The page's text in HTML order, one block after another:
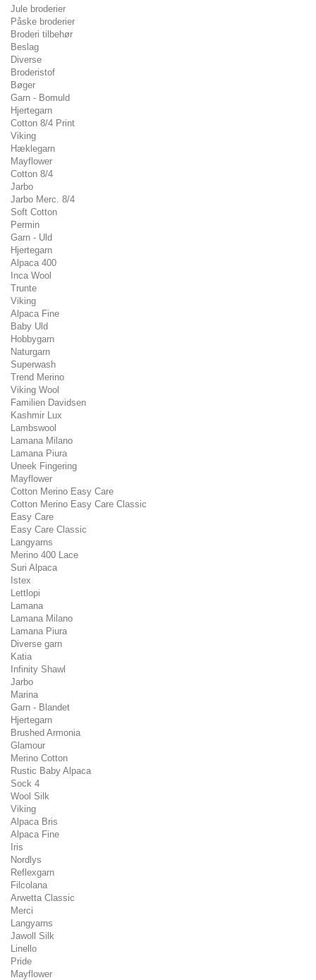
Jule broderier
Påske broderier
Broderi tilbehør
Beslag
Diverse
Broderistof
Bøger
Garn - Bomuld
Hjertegarn
Cotton 8/4 Print
Viking
Hæklegarn
Mayflower
Cotton 8/4
Jarbo
Jarbo Merc. 8/4
Soft Cotton
Permin
Garn - Uld
Hjertegarn
Alpaca 400
Inca Wool
Trunte
Viking
Alpaca Fine
Baby Uld
Hobbygarn
Naturgarn
Superwash
Trend Merino
Viking Wool
Familien Davidsen
Kashmir Lux
Lambswool
Lamana Milano
Lamana Piura
Uneek Fingering
Mayflower
Cotton Merino Easy Care
Cotton Merino Easy Care Classic
Easy Care
Easy Care Classic
Langyarns
Merino 400 Lace
Suri Alpaca
Istex
Lettlopi
Lamana
Lamana Milano
Lamana Piura
Diverse garn
Katia
Infinity Shawl
Jarbo
Marina
Garn - Blandet
Hjertegarn
Brushed Armonia
Glamour
Merino Cotton
Rustic Baby Alpaca
Sock 4
Wool Silk
Viking
Alpaca Bris
Alpaca Fine
Iris
Nordlys
Reflexgarn
Filcolana
Arwetta Classic
Merci
Langyarns
Jawoll Silk
Linello
Pride
Mayflower